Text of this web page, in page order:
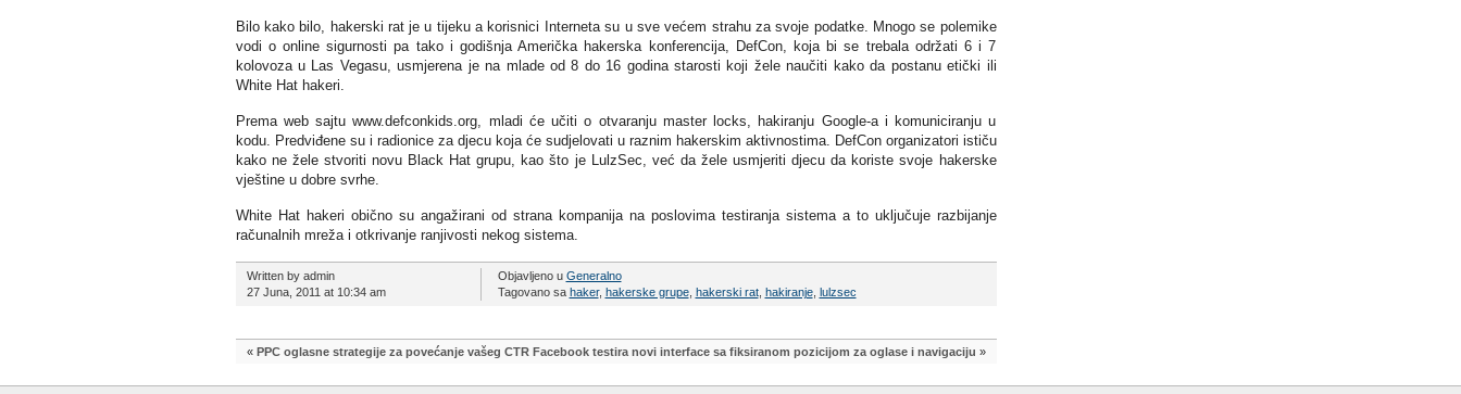
Bilo kako bilo, hakerski rat je u tijeku a korisnici Interneta su u sve većem strahu za svoje podatke. Mnogo se polemike
vodi o online sigurnosti pa tako i godišnja Američka hakerska konferencija, DefCon, koja bi se trebala održati 6 i 7
kolovoza u Las Vegasu, usmjerena je na mlade od 8 do 16 godina starosti koji žele naučiti kako da postanu etički ili
White Hat hakeri.
Prema web sajtu www.defconkids.org, mladi će učiti o otvaranju master locks, hakiranju Google-a i komuniciranju u
kodu. Predviđene su i radionice za djecu koja će sudjelovati u raznim hakerskim aktivnostima. DefCon organizatori ističu
kako ne žele stvoriti novu Black Hat grupu, kao što je LulzSec, već da žele usmjeriti djecu da koriste svoje hakerske
vještine u dobre svrhe.
White Hat hakeri obično su angažirani od strana kompanija na poslovima testiranja sistema a to uključuje razbijanje
računalnih mreža i otkrivanje ranjivosti nekog sistema.
Written by admin
27 Juna, 2011 at 10:34 am
Objavljeno u Generalno
Tagovano sa haker, hakerske grupe, hakerski rat, hakiranje, lulzsec
« PPC oglasne strategije za povećanje vašeg CTR Facebook testira novi interface sa fiksiranom pozicijom za oglase i navigaciju »